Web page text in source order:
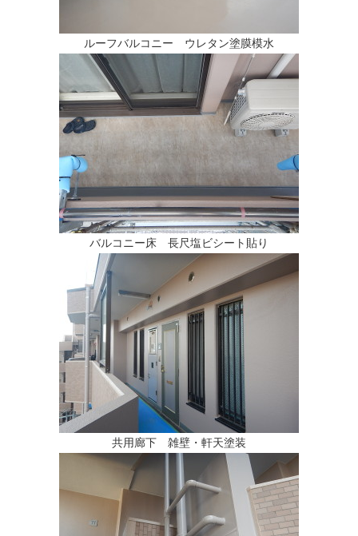
ルーフバルコニー ウレタン塗膜模水
バルコニー床 長尺塩ビシート貼り
共用廊下 雑壁・軒天塗装